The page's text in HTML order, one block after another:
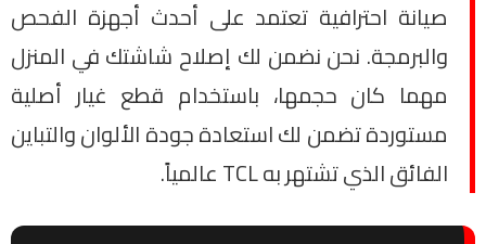
صيانة احترافية تعتمد على أحدث أجهزة الفحص
والبرمجة. نحن نضمن لك إصلاح شاشتك في المنزل
مهما كان حجمها، باستخدام قطع غيار أصلية
مستوردة تضمن لك استعادة جودة الألوان والتباين
الفائق الذي تشتهر به TCL عالمياً.